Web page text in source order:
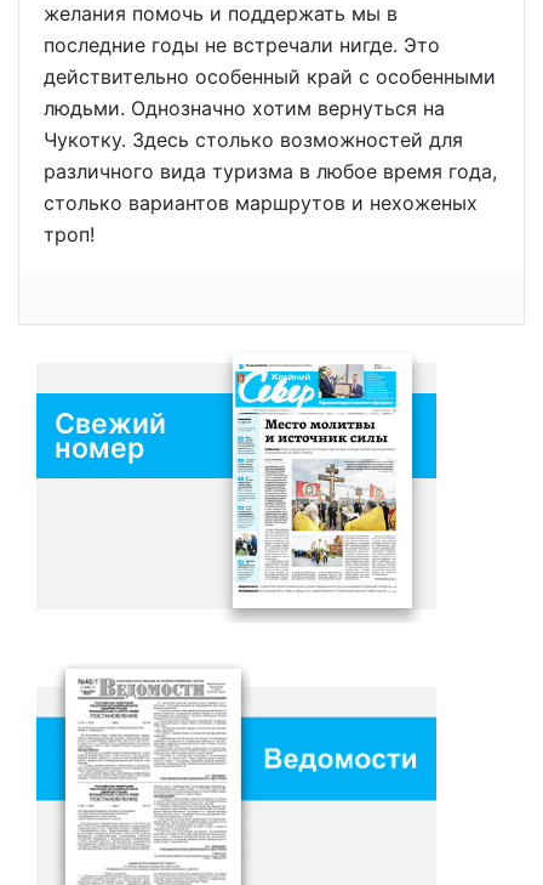
желания помочь и поддержать мы в
последние годы не встречали нигде. Это
действительно особенный край с особенными
людьми. Однозначно хотим вернуться на
Чукотку. Здесь столько возможностей для
различного вида туризма в любое время года,
столько вариантов маршрутов и нехоженых
троп!
Свежий
номер